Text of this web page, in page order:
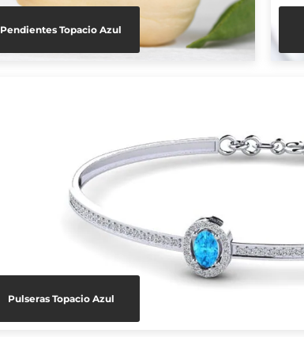
Pendientes Topacio Azul
Pulseras Topacio Azul